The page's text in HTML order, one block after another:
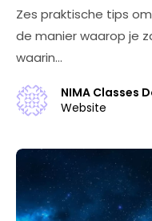
Zes praktische tips
de manier waarop je
waarin…
NIMA Classes
Website